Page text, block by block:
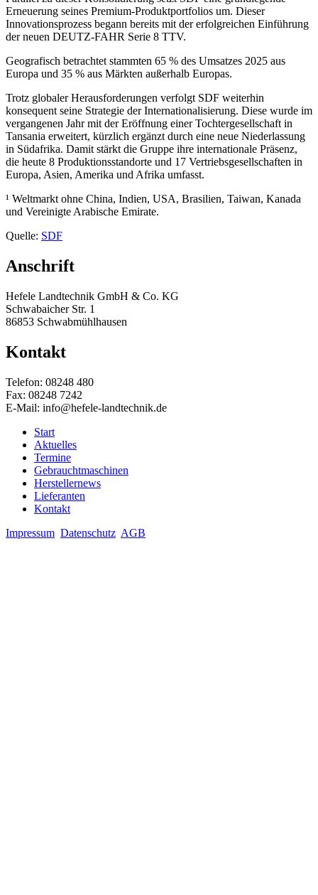
Erneuerung seines Premium-Produktportfolios um. Dieser
Innovationsprozess begann bereits mit der erfolgreichen Einführung
der neuen DEUTZ-FAHR Serie 8 TTV.
Geografisch betrachtet stammten 65 % des Umsatzes 2025 aus
Europa und 35 % aus Märkten außerhalb Europas.
Trotz globaler Herausforderungen verfolgt SDF weiterhin
konsequent seine Strategie der Internationalisierung. Diese wurde im
vergangenen Jahr mit der Eröffnung einer Tochtergesellschaft in
Tansania erweitert, kürzlich ergänzt durch eine neue Niederlassung
in Südafrika. Damit stärkt die Gruppe ihre internationale Präsenz,
die heute 8 Produktionsstandorte und 17 Vertriebsgesellschaften in
Europa, Asien, Amerika und Afrika umfasst.
¹ Weltmarkt ohne China, Indien, USA, Brasilien, Taiwan, Kanada
und Vereinigte Arabische Emirate.
Quelle: SDF
Anschrift
Hefele Landtechnik GmbH & Co. KG
Schwabaicher Str. 1
86853 Schwabmühlhausen
Kontakt
Telefon: 08248 480
Fax: 08248 7242
E-Mail: info@hefele-landtechnik.de
Start
Aktuelles
Termine
Gebrauchtmaschinen
Herstellernews
Lieferanten
Kontakt
Impressum Datenschutz AGB